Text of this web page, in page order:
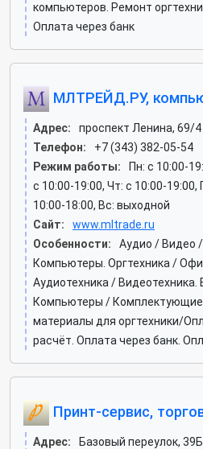
компьютеров. Ремонт
Оплата через банк
МЛТРЕЙД.РУ,
Адрес:
проспект Ленина, 69/
Телефон:
+7 (343) 382-05-54
Режим работы:
Пн: c 10:00-
c 10:00-19:00, Чт: c 10:00-19:00,
10:00-18:00, Вс: выходной
Сайт:
www.mltrade.ru
Особенности:
Аудио / Видео /
Компьютеры. Оргтехника /
Аудиотехника / Видеотехника.
Компьютеры /
материалы для оргтехники/
расчёт. Оплата через банк.
Принт-сервис,
Адрес:
Базовый переулок,